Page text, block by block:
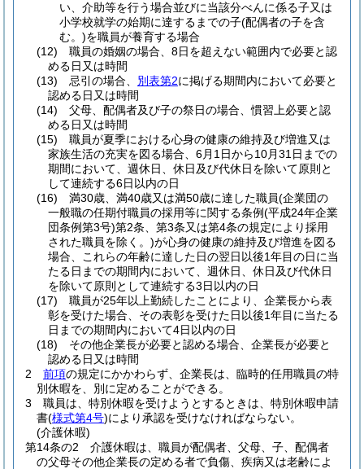
い、介助等を行う場合並びに当該分べんに係る子又は
小学校就学の始期に達するまでの子(配偶者の子を含
む。)を職員が養育する場合
(12)
職員の婚姻の場合、8日を超えない範囲内で必要と認
める日又は時間
(13)
忌引の場合、 別表第2に掲げる期間内において必要と
認める日又は時間
(14)
父母、配偶者及び子の祭日の場合、慣習上必要と認
める日又は時間
(15)
職員が夏季における心身の健康の維持及び増進又は
家族生活の充実を図る場合、6月1日から10月31日までの
期間において、週休日、休日及び代休日を除いて原則と
して連続する6日以内の日
(16)
満30歳、満40歳又は満50歳に達した職員(企業団の
一般職の任期付職員の採用等に関する条例(平成24年企業
団条例第3号)第2条、第3条又は第4条の規定により採用
された職員を除く。)が心身の健康の維持及び増進を図る
場合、これらの年齢に達した日の翌日以後1年目の日に当
たる日までの期間内において、週休日、休日及び代休日
を除いて原則として連続する3日以内の日
(17)
職員が25年以上勤続したことにより、企業長から表
彰を受けた場合、その表彰を受けた日以後1年目に当たる
日までの期間内において4日以内の日
(18)
その他企業長が必要と認める場合、企業長が必要と
認める日又は時間
2
前項の規定にかかわらず、企業長は、臨時的任用職員の特
別休暇を、別に定めることができる。
3
職員は、特別休暇を受けようとするときは、特別休暇申請
書(様式第4号)により承認を受けなければならない。
(介護休暇)
第14条の2
介護休暇は、職員が配偶者、父母、子、配偶者
の父母その他企業長の定める者で負傷、疾病又は老齢によ